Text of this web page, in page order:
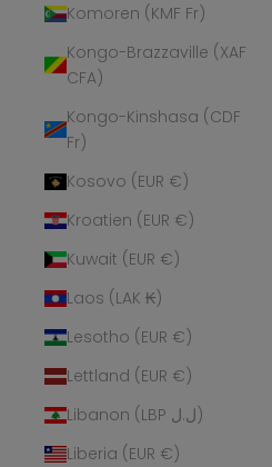
Komoren (KMF Fr)
Kongo-Brazzaville (XAF
CFA)
Kongo-Kinshasa (CDF
Fr)
Kosovo (EUR €)
Kroatien (EUR €)
Kuwait (EUR €)
Laos (LAK ₭)
Lesotho (EUR €)
Lettland (EUR €)
Libanon (LBP ل.ل)
Liberia (EUR €)